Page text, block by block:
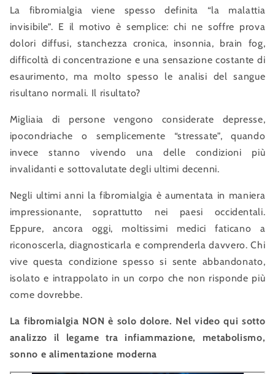
La fibromialgia viene spesso definita “la malattia
invisibile”. E il motivo è semplice: chi ne soffre prova
dolori diffusi, stanchezza cronica, insonnia, brain fog,
difficoltà di concentrazione e una sensazione costante di
esaurimento, ma molto spesso le analisi del sangue
risultano normali. Il risultato?
Migliaia di persone vengono considerate depresse,
ipocondriache o semplicemente “stressate”, quando
invece stanno vivendo una delle condizioni più
invalidanti e sottovalutate degli ultimi decenni.
Negli ultimi anni la fibromialgia è aumentata in maniera
impressionante, soprattutto nei paesi occidentali.
Eppure, ancora oggi, moltissimi medici faticano a
riconoscerla, diagnosticarla e comprenderla davvero. Chi
vive questa condizione spesso si sente abbandonato,
isolato e intrappolato in un corpo che non risponde più
come dovrebbe.
La fibromialgia NON è solo dolore. Nel video qui sotto
analizzo il legame tra infiammazione, metabolismo,
sonno e alimentazione moderna